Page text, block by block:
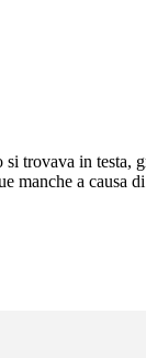
in testa,
manche a